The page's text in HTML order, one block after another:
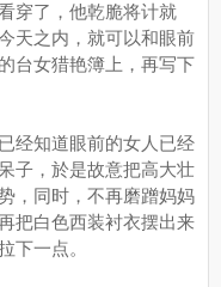
穿了，他乾脆将计就
天之内，就可以和眼前
台女猎艳簿上，再写下
知道眼前的女人已经
子，於是故意把高大壮
，同时，不再磨蹭妈妈
把白色西装衬衣摆出来
下一点。